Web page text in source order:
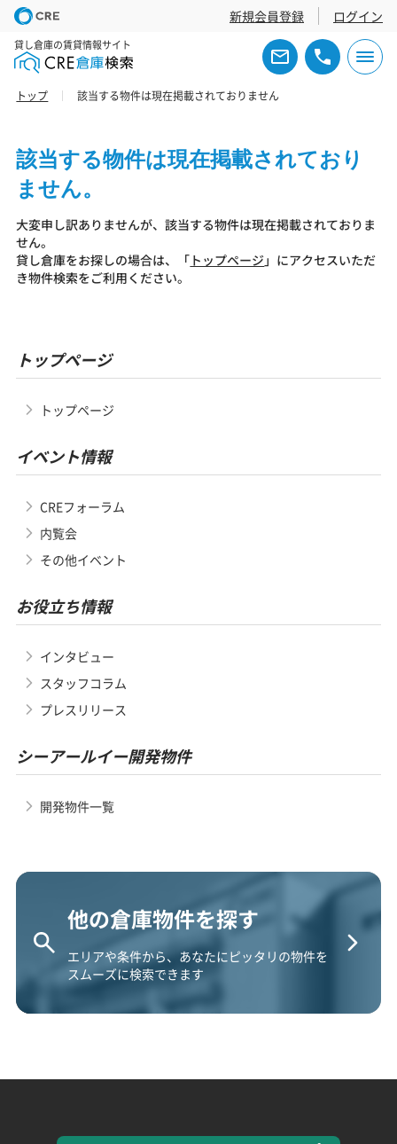
新規会員登録 ログイン
貸し倉庫の賃貸情報サイト
トップ 該当する物件は現在掲載されておりません
該当する物件は現在掲載されており
ません。
大変申し訳ありませんが、該当する物件は現在掲載されておりま
せん。
貸し倉庫をお探しの場合は、「 トップページ 」にアクセスいただ
き物件検索をご利用ください。
トップページ
トップページ
イベント情報
CREフォーラム
内覧会
その他イベント
お役立ち情報
インタビュー
スタッフコラム
プレスリリース
シーアールイー開発物件
開発物件一覧
他の倉庫物件を探す
エリアや条件から、あなたにピッタリの物件を
スムーズに検索できます